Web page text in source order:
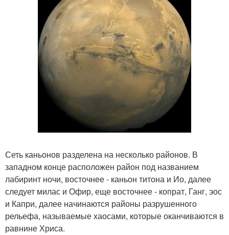
Сеть каньонов разделена на несколько районов. В
западном конце расположен район под названием
лабиринт ночи, восточнее - каньон титона и Ио, далее
следует милас и Офир, еще восточнее - копрат, Ганг, эос
и Капри, далее начинаются районы разрушенного
рельефа, называемые хаосами, которые оканчиваются в
равнине Хриса.